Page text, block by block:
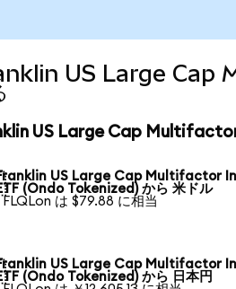
US Large Cap
US Large Cap
US Large Cap Multifactor
(Ondo Tokenized) から 米ドル
FLQLon は $79.88 に相当
US Large Cap Multifactor
(Ondo Tokenized) から 日本円